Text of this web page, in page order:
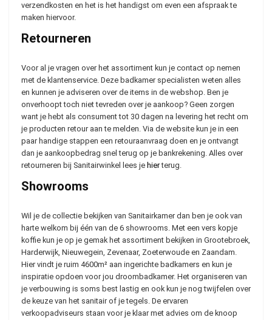
verzendkosten en het is het handigst om even een afspraak te
maken hiervoor.
Retourneren
Voor al je vragen over het assortiment kun je contact op nemen
met de klantenservice. Deze badkamer specialisten weten alles
en kunnen je adviseren over de items in de webshop. Ben je
onverhoopt toch niet tevreden over je aankoop? Geen zorgen
want je hebt als consument tot 30 dagen na levering het recht om
je producten retour aan te melden. Via de website kun je in een
paar handige stappen een retouraanvraag doen en je ontvangt
dan je aankoopbedrag snel terug op je bankrekening. Alles over
retourneren bij Sanitairwinkel lees je hierterug.
Showrooms
Wil je de collectie bekijken van Sanitairkamer dan ben je ook van
harte welkom bij één van de 6 showrooms. Met een vers kopje
koffie kun je op je gemak het assortiment bekijken in Grootebroek,
Harderwijk, Nieuwegein, Zevenaar, Zoeterwoude en Zaandam.
Hier vindt je ruim 4600m² aan ingerichte badkamers en kun je
inspiratie opdoen voor jou droombadkamer. Het organiseren van
je verbouwing is soms best lastig en ook kun je nog twijfelen over
de keuze van het sanitair of je tegels. De ervaren
verkoopadviseurs staan voor je klaar met advies om de knoop